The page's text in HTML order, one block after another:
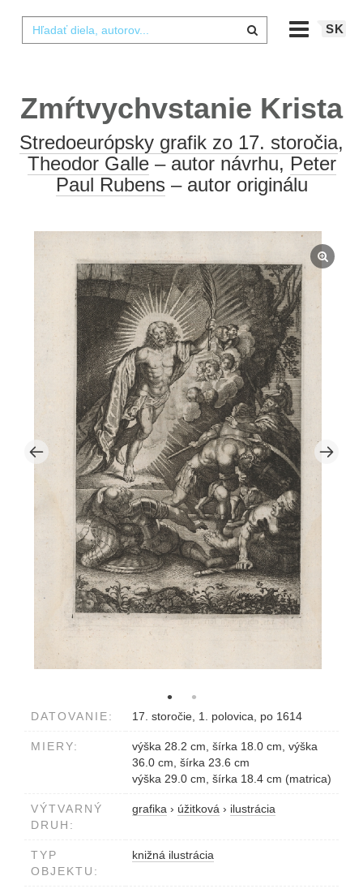
SK
Zmŕtvychvstanie Krista
Stredoeurópsky grafik zo 17. storočia,
Theodor Galle– autor návrhu, Peter
Paul Rubens – autor originálu
DATOVANIE: 17. storočie, 1. polovica, po 1614
MIERY:
výška 28.2 cm, šírka 18.0 cm, výška
36.0 cm, šírka 23.6 cm
výška 29.0 cm, šírka 18.4 cm (matrica)
VÝTVARNÝ
DRUH:
grafika › úžitková › ilustrácia
TYP
OBJEKTU:
knižná ilustrácia